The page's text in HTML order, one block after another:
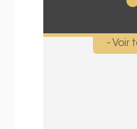
- Voir